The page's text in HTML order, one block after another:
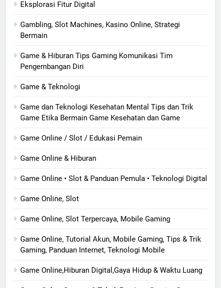
Eksplorasi Fitur Digital
Gambling, Slot Machines, Kasino Online, Strategi
Bermain
Game & Hiburan Tips Gaming Komunikasi Tim
Pengembangan Diri
Game & Teknologi
Game dan Teknologi Kesehatan Mental Tips dan Trik
Game Etika Bermain Game Kesehatan dan Game
Game Online / Slot / Edukasi Pemain
Game Online & Hiburan
Game Online • Slot & Panduan Pemula • Teknologi Digital
Game Online, Slot
Game Online, Slot Terpercaya, Mobile Gaming
Game Online, Tutorial Akun, Mobile Gaming, Tips & Trik
Gaming, Panduan Internet, Teknologi Mobile
Game Online,Hiburan Digital,Gaya Hidup & Waktu Luang